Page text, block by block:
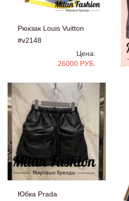
Рюкзак Louis Vuitton
#v2148
Цена:
26000 РУБ.
Юбка Prada